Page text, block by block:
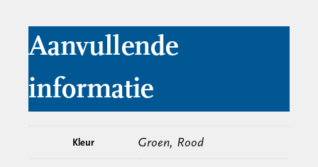
Aanvullende
informatie
Kleur Groen, Rood